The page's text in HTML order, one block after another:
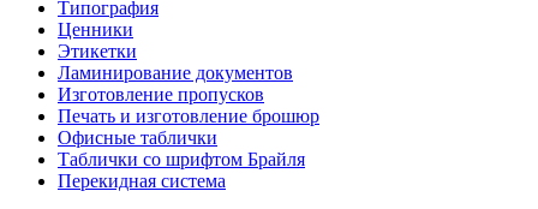
Типография
Ценники
Этикетки
Ламинирование документов
Изготовление пропусков
Печать и изготовление брошюр
Офисные таблички
Таблички со шрифтом Брайля
Перекидная система